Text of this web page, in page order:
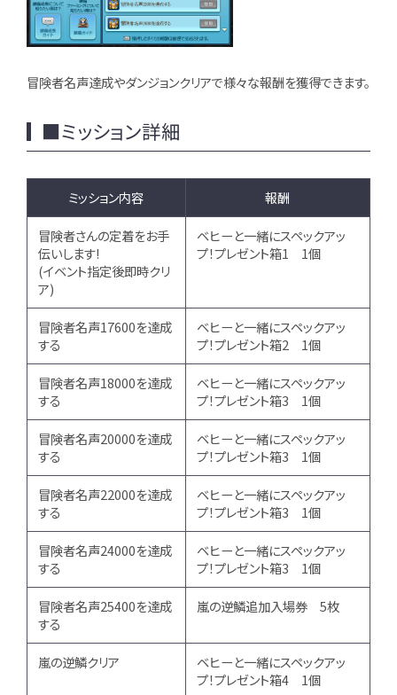
冒険者名声達成やダンジョンクリアで様々な報酬を獲得できます。
■ミッション詳細
ミッション内容 報酬
冒険者さんの定着をお手
伝いします!
(イベント指定後即時クリ
ア)
ベヒーと一緒にスペックアッ
プ！プレゼント箱1 1個
冒険者名声17600を達成
する
ベヒーと一緒にスペックアッ
プ！プレゼント箱2 1個
冒険者名声18000を達成
する
ベヒーと一緒にスペックアッ
プ！プレゼント箱3 1個
冒険者名声20000を達成
する
ベヒーと一緒にスペックアッ
プ！プレゼント箱3 1個
冒険者名声22000を達成
する
ベヒーと一緒にスペックアッ
プ！プレゼント箱3 1個
冒険者名声24000を達成
する
ベヒーと一緒にスペックアッ
プ！プレゼント箱3 1個
冒険者名声25400を達成
する
嵐の逆鱗追加入場券 5枚
嵐の逆鱗クリア
ベヒーと一緒にスペックアッ
プ！プレゼント箱4 1個